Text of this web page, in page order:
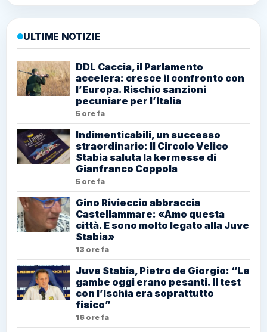
ULTIME NOTIZIE
DDL Caccia, il Parlamento
accelera: cresce il confronto con
l’Europa. Rischio sanzioni
pecuniare per l’Italia
5 ore fa
Indimenticabili, un successo
straordinario: Il Circolo Velico
Stabia saluta la kermesse di
Gianfranco Coppola
5 ore fa
Gino Rivieccio abbraccia
Castellammare: «Amo questa
città. E sono molto legato alla Juve
Stabia»
13 ore fa
Juve Stabia, Pietro de Giorgio: “Le
gambe oggi erano pesanti. Il test
con l’Ischia era soprattutto
fisico”
16 ore fa